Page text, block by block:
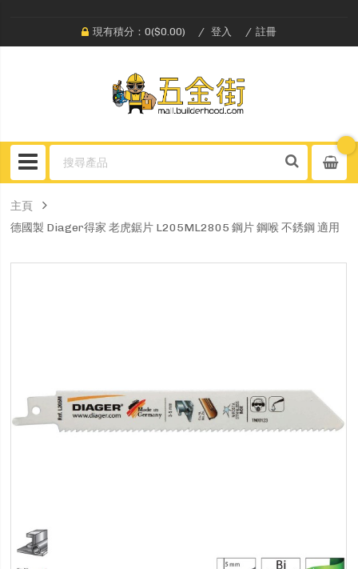
現有積分：0($0.00) 登入 註冊
主頁
德國製 Diager得家 老虎鋸片 L205ML2805 鋼片 鋼喉 不銹鋼 適用